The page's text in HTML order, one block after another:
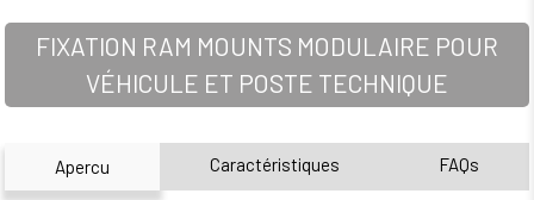
FIXATION RAM MOUNTS MODULAIRE POUR
VÉHICULE ET POSTE TECHNIQUE
Apercu Caractéristiques FAQs